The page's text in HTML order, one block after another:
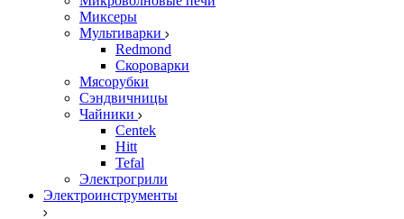
Миксеры
Мультиварки
Redmond
Скороварки
Мясорубки
Сэндвичницы
Чайники
Centek
Hitt
Tefal
Электрогрили
Электроинструменты